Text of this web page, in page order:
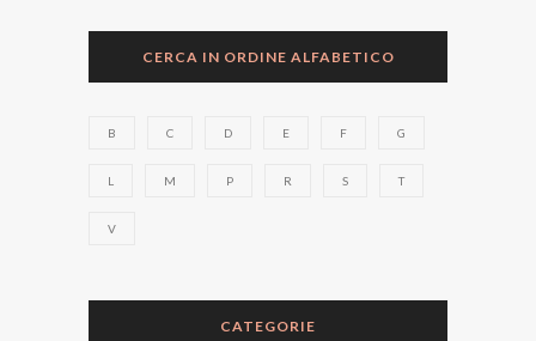
CERCA IN ORDINE ALFABETICO
B C D E F G
L M P R S T
V
CATEGORIE